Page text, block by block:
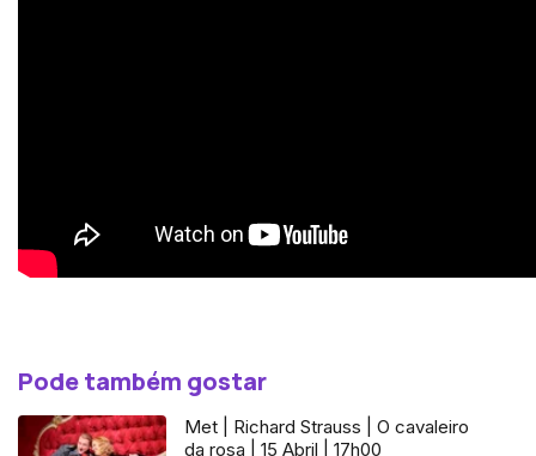
Pode também gostar
Met | Richard Strauss | O cavaleiro
da rosa | 15 Abril | 17h00